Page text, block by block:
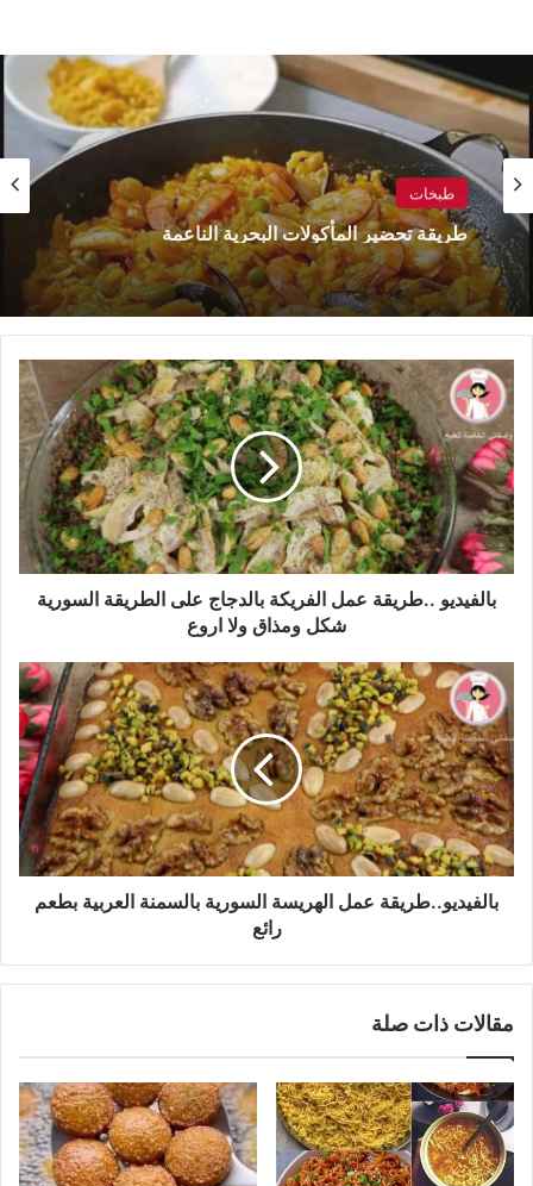
طبخات
طريقة التحضير صنية دجاج بالبطاطس
طبخات
طريقة تحضير المأكولات البحرية الناعمة
بالفيديو
..طريقة
عمل
الفريكة
بالدجاج
على
الطريقة
السورية
شكل
ومذاق
بالفيديو ..طريقة عمل الفريكة بالدجاج على الطريقة السورية
شكل ومذاق ولا اروع
بالفيديو..طريقة
عمل
الهريسة
السورية
بالسمنة
العربية
بطعم
رائع
بالفيديو..طريقة عمل الهريسة السورية بالسمنة العربية بطعم
رائع
مقالات ذات صلة